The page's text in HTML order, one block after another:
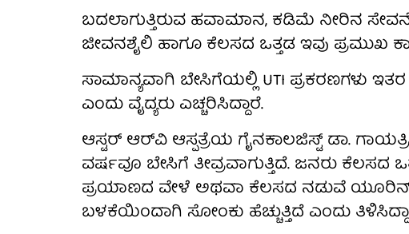
ಬದಲಾಗುತ್ತಿರುವ ಹವಾಮಾನ, ಕಡಿಮೆ ನೀರಿನ
ಜೀವನಶೈಲಿ ಹಾಗೂ ಕೆಲಸದ ಒತ್ತಡ ಇವು ಪ್ರಮುಖ
ಸಾಮಾನ್ಯವಾಗಿ ಬೇಸಿಗೆಯಲ್ಲಿ UTI ಪ್ರಕರಣಗಳು ಇತರ
ಎಂದು ವೈದ್ಯರು ಎಚ್ಚರಿಸಿದ್ದಾರೆ.
ಆಸ್ಟರ್ ಆರ್‌ವಿ ಆಸ್ಪತ್ರೆಯ ಗೈನಕಾಲಜಿಸ್ಟ್ ಡಾ.
ವರ್ಷವೂ ಬೇಸಿಗೆ ತೀವ್ರವಾಗುತ್ತಿದೆ. ಜನರು ಕೆಲಸದ
ಪ್ರಯಾಣದ ವೇಳೆ ಅಥವಾ ಕೆಲಸದ ನಡುವೆ
ಬಳಕೆಯಿಂದಾಗಿ ಸೋಂಕು ಹೆಚ್ಚುತ್ತಿದೆ ಎಂದು